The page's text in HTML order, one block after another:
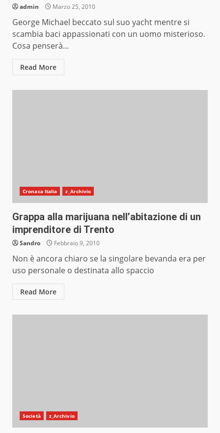
admin Marzo 25, 2010
George Michael beccato sul suo yacht mentre si
scambia baci appassionati con un uomo misterioso.
Cosa penserà...
Read More
Cronaca Italia z_Archivio
Grappa alla marijuana nell’abitazione di un
imprenditore di Trento
Sandro Febbraio 9, 2010
Non è ancora chiaro se la singolare bevanda era per
uso personale o destinata allo spaccio
Read More
Società z_Archivio